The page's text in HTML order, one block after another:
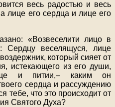
весь радостью и весь
лице его сердца и лице его
«Возвеселити лицо в
веселящуся, лице
который сияет от
истекающего из его души,
и питии,– каким он
сердца и рассуждению
тебе, что это происходит от
Святого Духа?